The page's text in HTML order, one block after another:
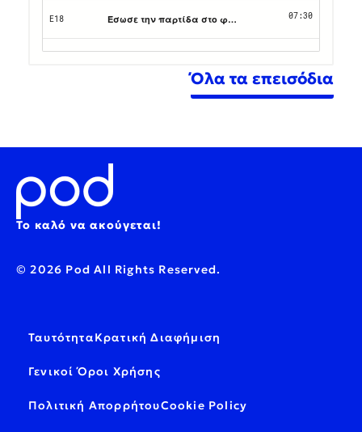
Όλα τα επεισόδια
Το καλό να ακούγεται!
© 2026 Pod All Rights Reserved.
ΤαυτότηταΚρατική Διαφήμιση
Γενικοί Όροι Χρήσης
Πολιτική ΑπορρήτουCookie Policy